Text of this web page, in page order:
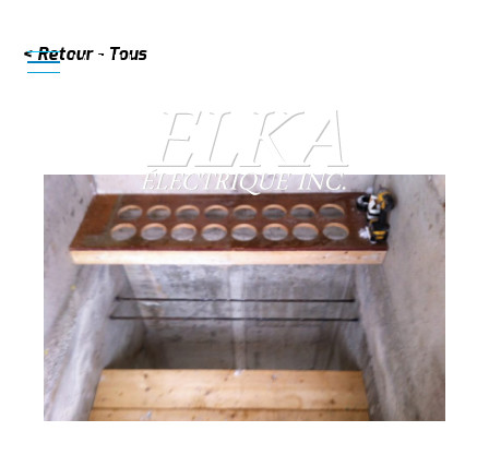
MENU
< Retour - Tous